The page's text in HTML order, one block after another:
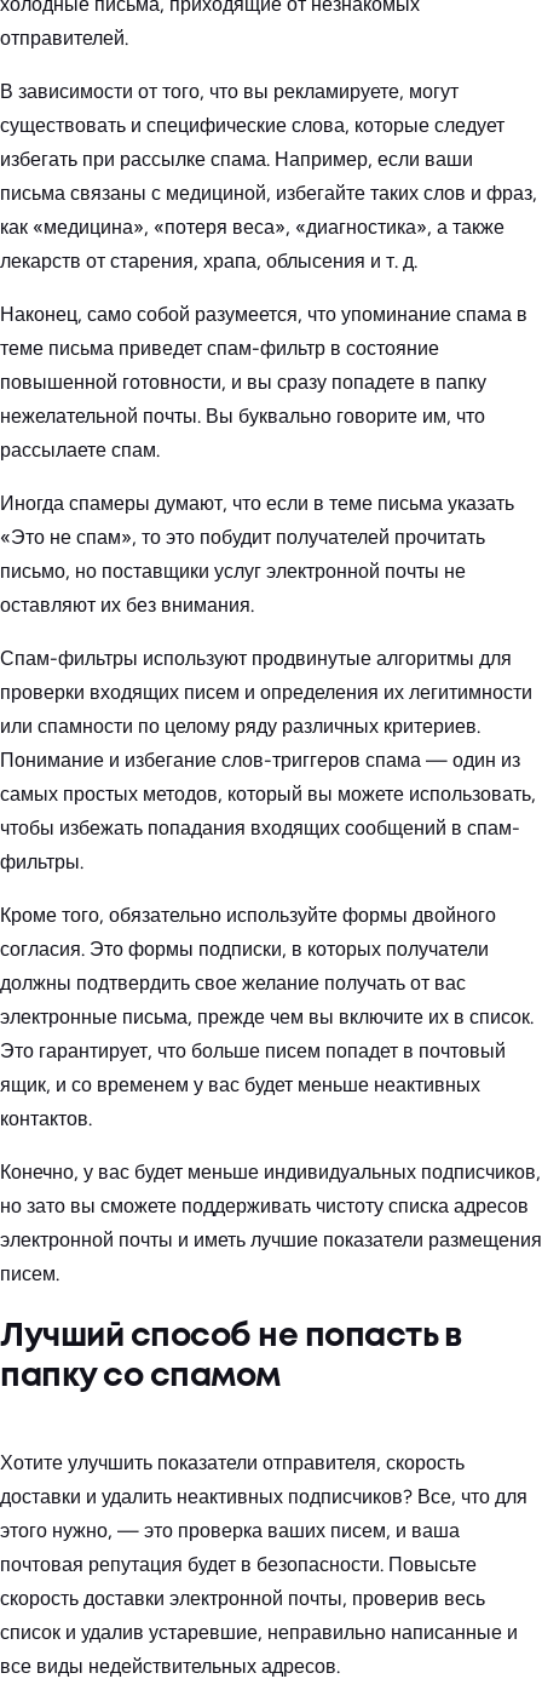
отправителей.
В зависимости от того, что вы рекламируете, могут
существовать и специфические слова, которые следует
избегать при рассылке спама. Например, если ваши
письма связаны с медициной, избегайте таких слов и фраз,
как «медицина», «потеря веса», «диагностика», а также
лекарств от старения, храпа, облысения и т. д.
Наконец, само собой разумеется, что упоминание спама в
теме письма приведет спам-фильтр в состояние
повышенной готовности, и вы сразу попадете в папку
нежелательной почты. Вы буквально говорите им, что
рассылаете спам.
Иногда спамеры думают, что если в теме письма указать
«Это не спам», то это побудит получателей прочитать
письмо, но поставщики услуг электронной почты не
оставляют их без внимания.
Спам-фильтры используют продвинутые алгоритмы для
проверки входящих писем и определения их легитимности
или спамности по целому ряду различных критериев.
Понимание и избегание слов-триггеров спама — один из
самых простых методов, который вы можете использовать,
чтобы избежать попадания входящих сообщений в спам-
фильтры.
Кроме того, обязательно используйте формы двойного
согласия. Это формы подписки, в которых получатели
должны подтвердить свое желание получать от вас
электронные письма, прежде чем вы включите их в список.
Это гарантирует, что больше писем попадет в почтовый
ящик, и со временем у вас будет меньше неактивных
контактов.
Конечно, у вас будет меньше индивидуальных подписчиков,
но зато вы сможете поддерживать чистоту списка адресов
электронной почты и иметь лучшие показатели размещения
писем.
Лучший способ не попасть в
папку со спамом
Хотите улучшить показатели отправителя, скорость
доставки и удалить неактивных подписчиков? Все, что для
этого нужно, — это проверка ваших писем, и ваша
почтовая репутация будет в безопасности. Повысьте
скорость доставки электронной почты, проверив весь
список и удалив устаревшие, неправильно написанные и
все виды недействительных адресов.